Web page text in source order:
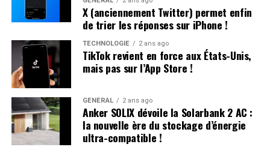
téléchargées ou mises à jour sur l’App Store pour les
utilisateurs américains après le 19 janvier 2025», précise
la société.
Il est crucial de souligner que les utilisateurs américains
ayant déjà installé TikTok peuvent toujours accéder au
service. Cependant, ils ne recevront plus aucune mise à
jour future de l’application. L’avenir du réseau social
pourrait dépendre des décisions du nouveau président
des États-Unis.
X (anciennement Twitter) permet enfin
de trier les réponses sur iPhone !
TECHNOLOGIE 2 ans ago
TikTok revient en force aux États-Unis,
mais pas sur l’App Store !
GÉNÉRAL 2 ans ago
Anker SOLIX dévoile la Solarbank 2 AC :
la nouvelle ère du stockage d’énergie
ultra-compatible !